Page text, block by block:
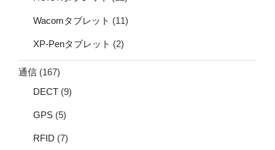
Wacomタブレット (11)
XP-Penタブレット (2)
通信 (167)
DECT (9)
GPS (5)
RFID (7)